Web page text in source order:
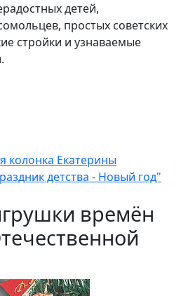
детей,
простых советских
стройки и узнаваемые
колонка Екатерины
детства - Новый год"
времён